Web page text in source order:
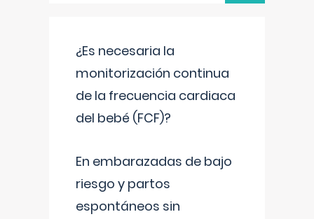
¿Es necesaria la
monitorización continua
de la frecuencia cardiaca
del bebé (FCF)?
En embarazadas de bajo
riesgo y partos
espontáneos sin